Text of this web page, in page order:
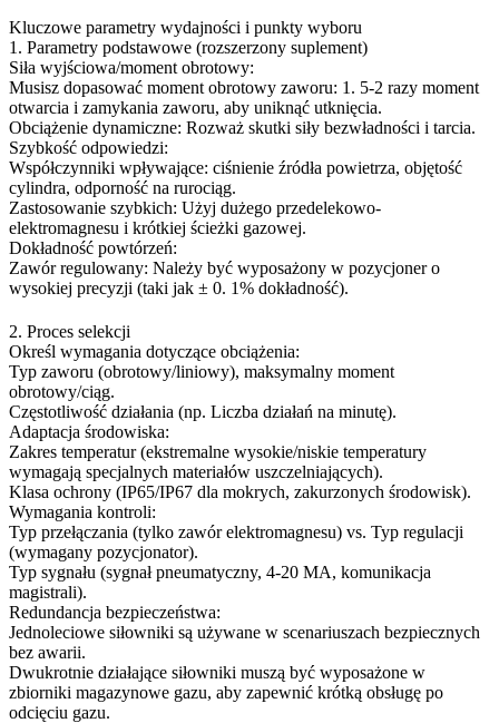
Kluczowe parametry wydajności i punkty wyboru
1. Parametry podstawowe (rozszerzony suplement)
Siła wyjściowa/moment obrotowy:
Musisz dopasować moment obrotowy zaworu: 1. 5-2 razy moment
otwarcia i zamykania zaworu, aby uniknąć utknięcia.
Obciążenie dynamiczne: Rozważ skutki siły bezwładności i tarcia.
Szybkość odpowiedzi:
Współczynniki wpływające: ciśnienie źródła powietrza, objętość
cylindra, odporność na rurociąg.
Zastosowanie szybkich: Użyj dużego przedelekowo-
elektromagnesu i krótkiej ścieżki gazowej.
Dokładność powtórzeń:
Zawór regulowany: Należy być wyposażony w pozycjoner o
wysokiej precyzji (taki jak ± 0. 1% dokładność).
2. Proces selekcji
Określ wymagania dotyczące obciążenia:
Typ zaworu (obrotowy/liniowy), maksymalny moment
obrotowy/ciąg.
Częstotliwość działania (np. Liczba działań na minutę).
Adaptacja środowiska:
Zakres temperatur (ekstremalne wysokie/niskie temperatury
wymagają specjalnych materiałów uszczelniających).
Klasa ochrony (IP65/IP67 dla mokrych, zakurzonych środowisk).
Wymagania kontroli:
Typ przełączania (tylko zawór elektromagnesu) vs. Typ regulacji
(wymagany pozycjonator).
Typ sygnału (sygnał pneumatyczny, 4-20 MA, komunikacja
magistrali).
Redundancja bezpieczeństwa:
Jednoleciowe siłowniki są używane w scenariuszach bezpiecznych
bez awarii.
Dwukrotnie działające siłowniki muszą być wyposażone w
zbiorniki magazynowe gazu, aby zapewnić krótką obsługę po
odcięciu gazu.